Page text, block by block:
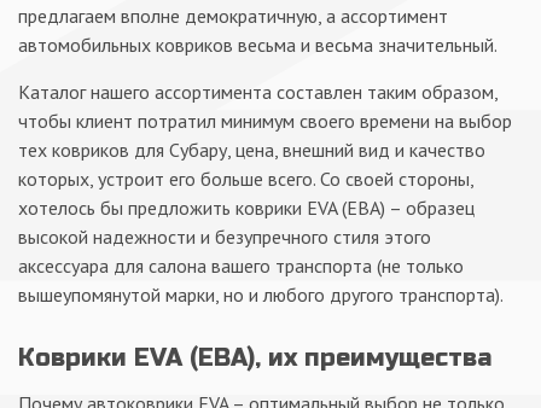
предлагаем вполне демократичную, а ассортимент
автомобильных ковриков весьма и весьма значительный.
Каталог нашего ассортимента составлен таким образом,
чтобы клиент потратил минимум своего времени на выбор
тех ковриков для Субару, цена, внешний вид и качество
которых, устроит его больше всего. Со своей стороны,
хотелось бы предложить коврики EVA (ЕВА) – образец
высокой надежности и безупречного стиля этого
аксессуара для салона вашего транспорта (не только
вышеупомянутой марки, но и любого другого транспорта).
Коврики EVA (ЕВА), их преимущества